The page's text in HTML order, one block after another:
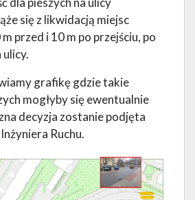
się z likwidacją miejsc
przed i 10 m po przejściu, po
grafikę gdzie takie
mogłyby się ewentualnie
decyzja zostanie podjęta
Ruchu.